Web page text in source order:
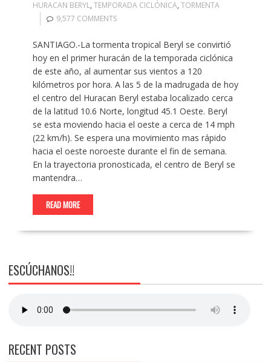
HURACAN BERYL, TEMPORADA CICLÓNICA, TORMENTA
9,577 COMMENTS
SANTIAGO.-La tormenta tropical Beryl se convirtió
hoy en el primer huracán de la temporada ciclónica
de este año, al aumentar sus vientos a 120
kilómetros por hora. A las 5 de la madrugada de hoy
el centro del Huracan Beryl estaba localizado cerca
de la latitud 10.6 Norte, longitud 45.1 Oeste. Beryl
se esta moviendo hacia el oeste a cerca de 14 mph
(22 km/h). Se espera una movimiento mas rápido
hacia el oeste noroeste durante el fin de semana.
En la trayectoria pronosticada, el centro de Beryl se
mantendra…
READ MORE
ESCÚCHANOS!!
RECENT POSTS